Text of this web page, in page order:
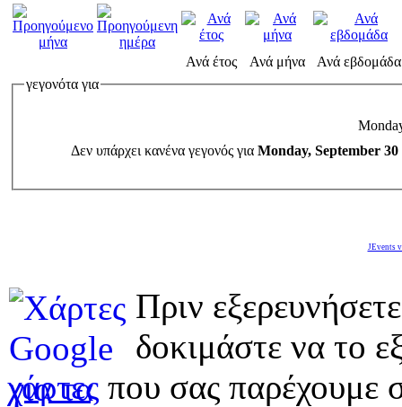
Ανά έτος Ανά μήνα
Ανά εβδομάδα
γεγονότα για
Δεν υπάρχει κανένα γεγονός για Monday, September 30
JEvents
Πριν
δοκιμάστε να το
χάρτες που σας παρέχουμε